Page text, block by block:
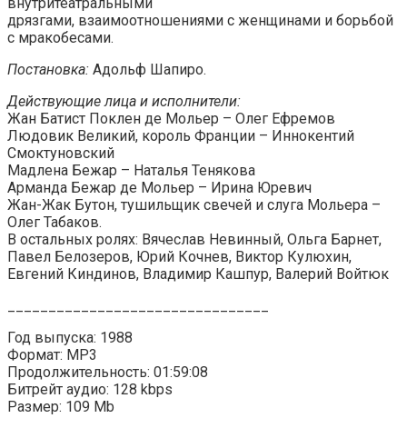
дрязгами, взаимоотношениями с женщинами и борьбой
с мракобесами.
Постановка: Адольф Шапиро.
Действующие лица и исполнители:
Жан Батист Поклен де Мольер – Олег Ефремов
Людовик Великий, король Франции – Иннокентий
Смоктуновский
Мадлена Бежар – Наталья Тенякова
Арманда Бежар де Мольер – Ирина Юревич
Жан-Жак Бутон, тушильщик свечей и слуга Мольера –
Олег Табаков.
В остальных ролях: Вячеслав Невинный, Ольга Барнет,
Павел Белозеров, Юрий Кочнев, Виктор Кулюхин,
Евгений Киндинов, Владимир Кашпур, Валерий Войтюк
Год выпуска: 1988
Формат: MP3
Продолжительность: 01:59:08
Битрейт аудио: 128 kbps
Размер: 109 Mb